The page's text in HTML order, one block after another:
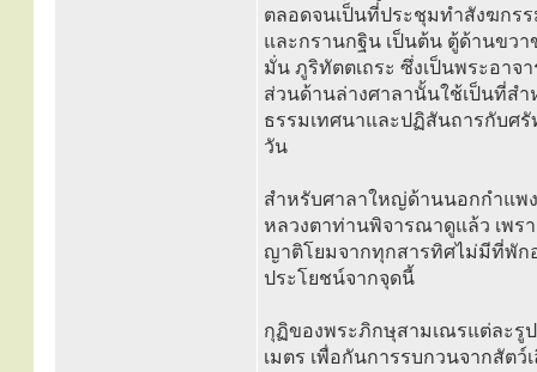
ตลอดจนเป็นที่ประชุมทำสังฆกร
และกรานกฐิน เป็นต้น ตู้ด้านขว
มั่น ภูริทัตตเถระ ซึ่งเป็นพระอาจ
ส่วนด้านล่างศาลานั้นใช้เป็นที่ส
ธรรมเทศนาและปฏิสันถารกับศ
วัน
สำหรับศาลาใหญ่ด้านนอกกำแพ
หลวงตาท่านพิจารณาดูแล้ว เพร
ญาติโยมจากทุกสารทิศไม่มีที่พักอ
ประโยชน์จากจุดนี้
กุฏิของพระภิกษุสามเณรแต่ละรู
เมตร เพื่อกันการรบกวนจากสัต